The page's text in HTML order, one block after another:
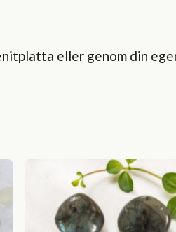
eller genom din